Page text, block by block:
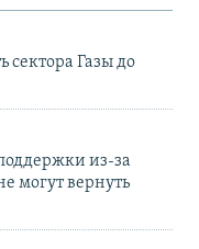
сектора Газы до
из-за
могут вернуть